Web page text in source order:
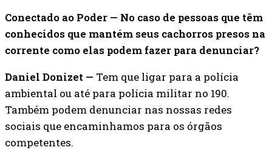
Conectado ao Poder — No caso de pessoas que têm
conhecidos que mantém seus cachorros presos na
corrente como elas podem fazer para denunciar?
Daniel Donizet — Tem que ligar para a polícia
ambiental ou até para polícia militar no 190.
Também podem denunciar nas nossas redes
sociais que encaminhamos para os órgãos
competentes.